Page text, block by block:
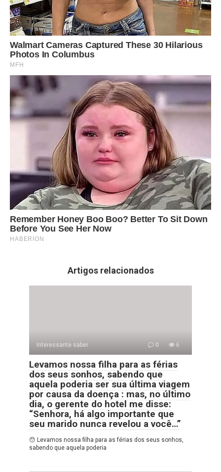
Artigos relacionados
Interessante saber 0 6
Levamos nossa filha para as férias
dos seus sonhos, sabendo que
aquela poderia ser sua última viagem
por causa da doença : mas, no último
dia, o gerente do hotel me disse:
“Senhora, há algo importante que
seu marido nunca revelou a você…”
😯 Levamos nossa filha para as férias dos seus sonhos,
sabendo que aquela poderia